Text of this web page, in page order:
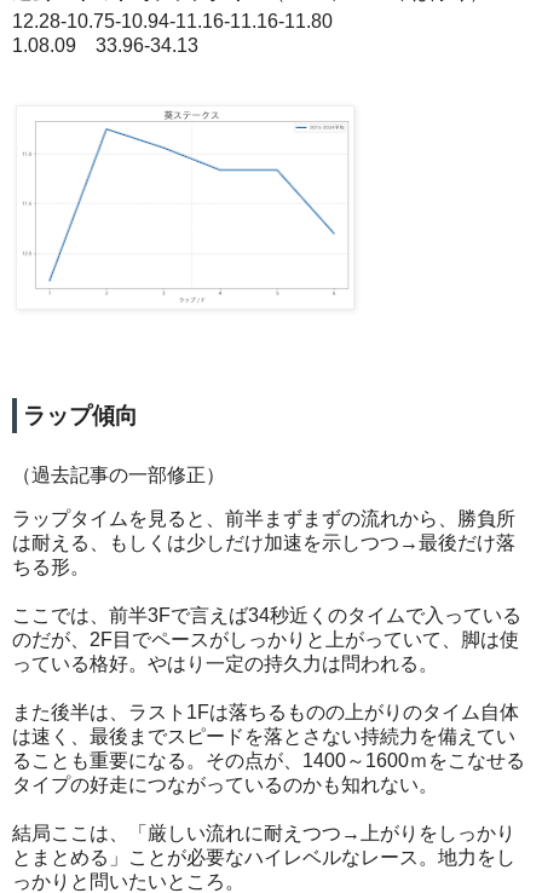
12.28-10.75-10.94-11.16-11.16-11.80
1.08.09 33.96-34.13
ラップ傾向
（過去記事の一部修正）
ラップタイムを見ると、前半まずまずの流れから、勝負所
は耐える、もしくは少しだけ加速を示しつつ→最後だけ落
ちる形。
ここでは、前半3Fで言えば34秒近くのタイムで入っている
のだが、2F目でペースがしっかりと上がっていて、脚は使
っている格好。やはり一定の持久力は問われる。
また後半は、ラスト1Fは落ちるものの上がりのタイム自体
は速く、最後までスピードを落とさない持続力を備えてい
ることも重要になる。その点が、1400～1600ｍをこなせる
タイプの好走につながっているのかも知れない。
結局ここは、「厳しい流れに耐えつつ→上がりをしっかり
とまとめる」ことが必要なハイレベルなレース。地力をし
っかりと問いたいところ。